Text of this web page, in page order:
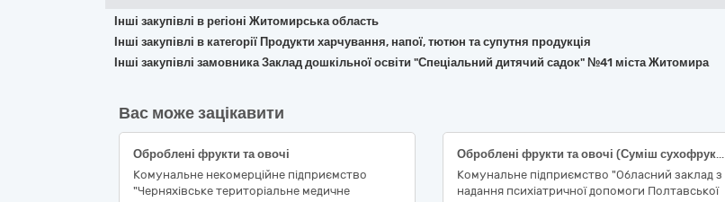
Інші закупівлі в регіоні Житомирська область
Інші закупівлі в категорії Продукти харчування, напої, тютюн та супутня продукція
Інші закупівлі замовника Заклад дошкільної освіти "Спеціальний дитячий садок" №41 міста Житомира
Вас може зацікавити
Оброблені фрукти та овочі
Комунальне некомерційне підприємство
"Черняхівське територіальне медичне
Оброблені фрукти та овочі (Суміш сухофруктів)
Комунальне підприємство "Обласний заклад з
надання психіатричної допомоги Полтавської